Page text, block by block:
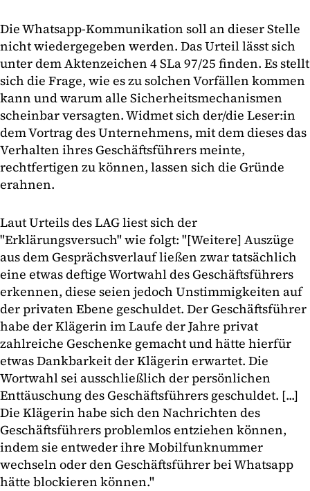
Die Whatsapp-Kommunikation soll an dieser Stelle
nicht wiedergegeben werden. Das Urteil lässt sich
unter dem Aktenzeichen 4 SLa 97/25 finden. Es stellt
sich die Frage, wie es zu solchen Vorfällen kommen
kann und warum alle Sicherheitsmechanismen
scheinbar versagten. Widmet sich der/die Leser:in
dem Vortrag des Unternehmens, mit dem dieses das
Verhalten ihres Geschäftsführers meinte,
rechtfertigen zu können, lassen sich die Gründe
erahnen.
Laut Urteils des LAG liest sich der
"Erklärungsversuch" wie folgt: "[Weitere] Auszüge
aus dem Gesprächsverlauf ließen zwar tatsächlich
eine etwas deftige Wortwahl des Geschäftsführers
erkennen, diese seien jedoch Unstimmigkeiten auf
der privaten Ebene geschuldet. Der Geschäftsführer
habe der Klägerin im Laufe der Jahre privat
zahlreiche Geschenke gemacht und hätte hierfür
etwas Dankbarkeit der Klägerin erwartet. Die
Wortwahl sei ausschließlich der persönlichen
Enttäuschung des Geschäftsführers geschuldet. [...]
Die Klägerin habe sich den Nachrichten des
Geschäftsführers problemlos entziehen können,
indem sie entweder ihre Mobilfunknummer
wechseln oder den Geschäftsführer bei Whatsapp
hätte blockieren können."